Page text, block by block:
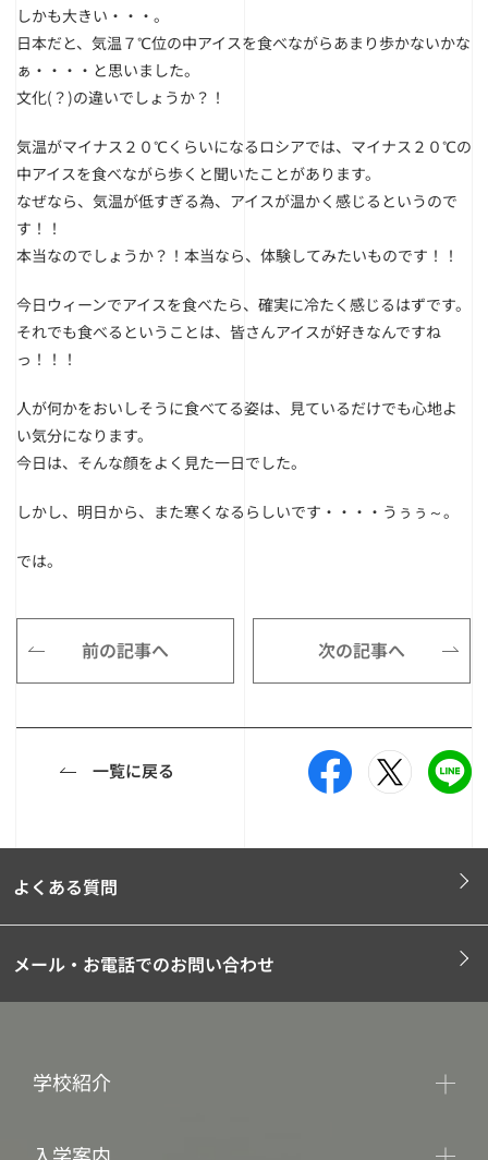
しかも大きい・・・。
日本だと、気温７℃位の中アイスを食べながらあまり歩かないかな
ぁ・・・・と思いました。
文化(？)の違いでしょうか？！
気温がマイナス２０℃くらいになるロシアでは、マイナス２０℃の
中アイスを食べながら歩くと聞いたことがあります。
なぜなら、気温が低すぎる為、アイスが温かく感じるというので
す！！
本当なのでしょうか？！本当なら、体験してみたいものです！！
今日ウィーンでアイスを食べたら、確実に冷たく感じるはずです。
それでも食べるということは、皆さんアイスが好きなんですね
っ！！！
人が何かをおいしそうに食べてる姿は、見ているだけでも心地よ
い気分になります。
今日は、そんな顔をよく見た一日でした。
しかし、明日から、また寒くなるらしいです・・・・うぅぅ～。
では。
前の記事へ 次の記事へ
一覧に戻る
よくある質問
メール・お電話でのお問い合わせ
学校紹介